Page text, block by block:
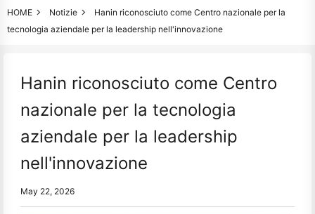
HOME Notizie
Hanin riconosciuto come Centro nazionale per la
tecnologia aziendale per la leadership nell'innovazione
Hanin riconosciuto come Centro
nazionale per la tecnologia
aziendale per la leadership
nell'innovazione
May 22, 2026